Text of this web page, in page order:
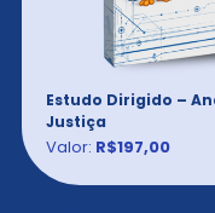
Estudo Dirigido –
Justiça
Valor: R$197,00